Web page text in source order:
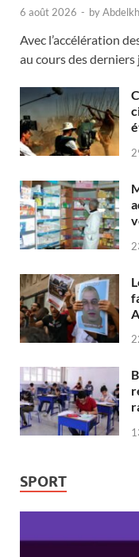
6 août 2026 - by
Avec l’accélération
au cours des
SPORT